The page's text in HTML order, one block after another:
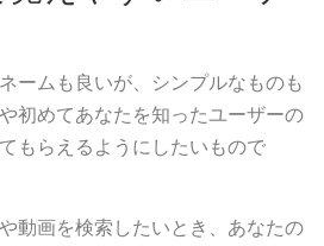
ームも良いが、シンプルなものも
初めてあなたを知ったユーザーの
もらえるようにしたいもので
動画を検索したいとき、あなたの